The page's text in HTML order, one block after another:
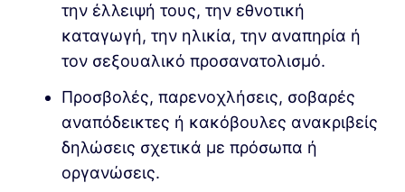
την έλλειψή τους, την εθνοτική
καταγωγή, την ηλικία, την αναπηρία ή
τον σεξουαλικό προσανατολισμό.
Προσβολές, παρενοχλήσεις, σοβαρές
αναπόδεικτες ή κακόβουλες ανακριβείς
δηλώσεις σχετικά με πρόσωπα ή
οργανώσεις.